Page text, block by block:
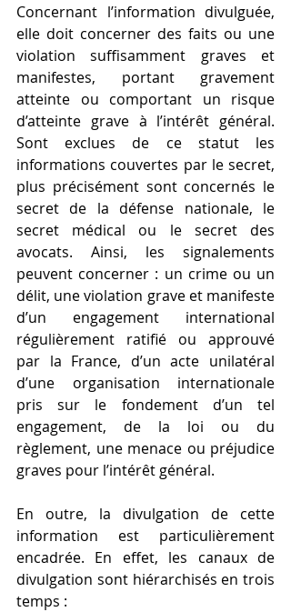
Concernant l’information divulguée,
elle doit concerner des faits ou une
violation suffisamment graves et
manifestes, portant gravement
atteinte ou comportant un risque
d’atteinte grave à l’intérêt général.
Sont exclues de ce statut les
informations couvertes par le secret,
plus précisément sont concernés le
secret de la défense nationale, le
secret médical ou le secret des
avocats. Ainsi, les signalements
peuvent concerner : un crime ou un
délit, une violation grave et manifeste
d’un engagement international
régulièrement ratifié ou approuvé
par la France, d’un acte unilatéral
d’une organisation internationale
pris sur le fondement d’un tel
engagement, de la loi ou du
règlement, une menace ou préjudice
graves pour l’intérêt général.
En outre, la divulgation de cette
information est particulièrement
encadrée. En effet, les canaux de
divulgation sont hiérarchisés en trois
temps :